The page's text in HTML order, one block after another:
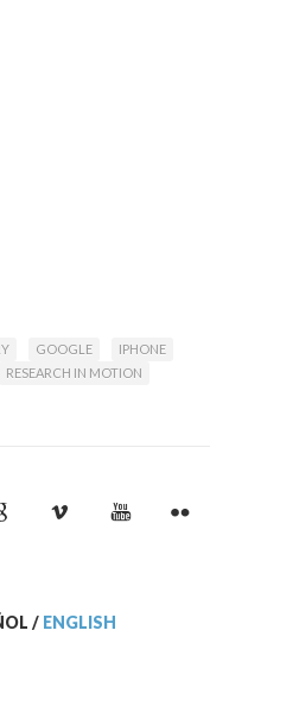
GOOGLE
IPHONE
RESEARCH IN MOTION
/ ENGLISH